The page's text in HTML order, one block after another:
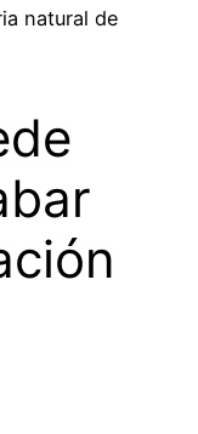
natural de